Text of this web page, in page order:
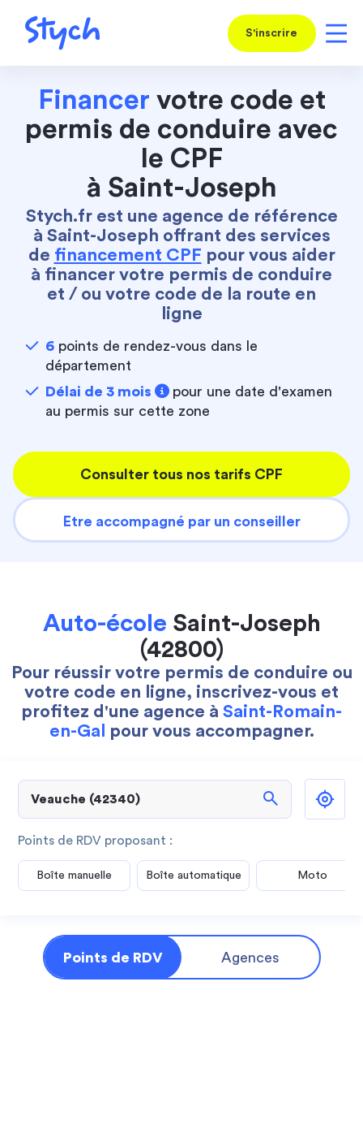
S'inscrire
Financer votre code et
permis de conduire avec
le CPF
à Saint-Joseph
Stych.fr est une agence de référence
à Saint-Joseph offrant des services
de financement CPF pour vous aider
à financer votre permis de conduire
et / ou votre code de la route en
ligne
6 points de rendez-vous dans le
département
Délai de 3 mois
pour une date d'examen
au permis sur cette zone
Consulter tous nos tarifs CPF
Etre accompagné par un conseiller
Auto-école Saint-Joseph
(42800)
Pour réussir votre permis de conduire ou
votre code en ligne, inscrivez-vous et
profitez d'une agence à Saint-Romain-
en-Gal
pour vous accompagner.
search
Points de RDV proposant :
Boîte manuelle Boîte automatique Moto
Points de RDV Agences